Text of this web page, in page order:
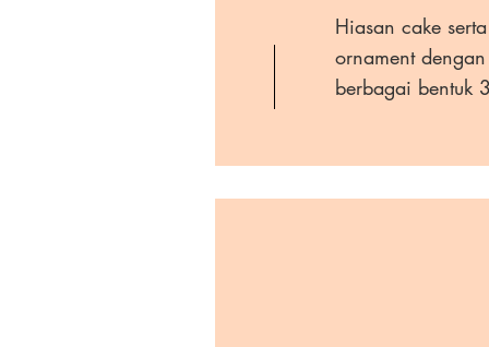
Hiasan cake serta
ornament dengan
berbagai bentuk